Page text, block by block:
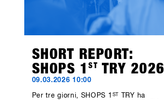
SHORT REPORT:
SHOPS 1
ST TRY 2026
09.03.2026 10:00
Per tre giorni, SHOPS 1 ST
TRY ha